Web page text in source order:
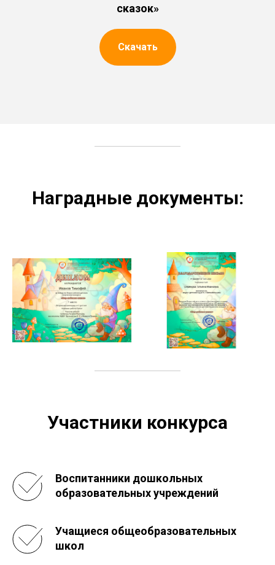
сказок»
Скачать
Наградные документы:
Участники конкурса
Воспитанники дошкольных
образовательных учреждений
Учащиеся общеобразовательных
школ